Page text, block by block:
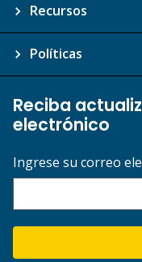
Recursos
Políticas
Reciba
electrónico
Ingrese su correo